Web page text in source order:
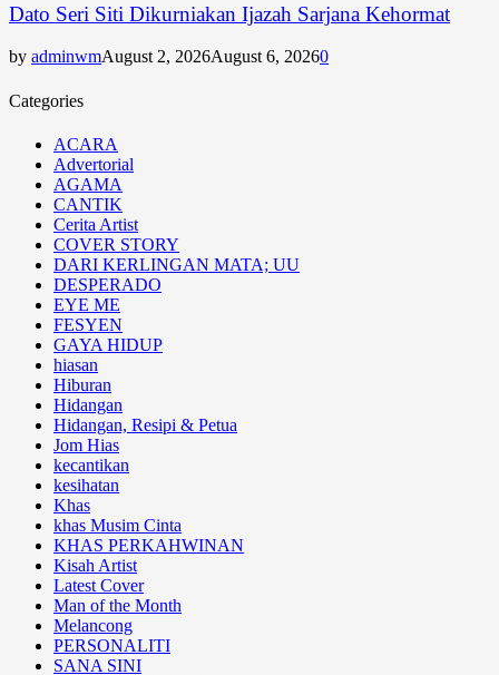
Dato Seri Siti Dikurniakan Ijazah Sarjana Kehormat
by adminwmAugust 2, 2026August 6, 20260
Categories
ACARA
Advertorial
AGAMA
CANTIK
Cerita Artist
COVER STORY
DARI KERLINGAN MATA; UU
DESPERADO
EYE ME
FESYEN
GAYA HIDUP
hiasan
Hiburan
Hidangan
Hidangan, Resipi & Petua
Jom Hias
kecantikan
kesihatan
Khas
khas Musim Cinta
KHAS PERKAHWINAN
Kisah Artist
Latest Cover
Man of the Month
Melancong
PERSONALITI
SANA SINI